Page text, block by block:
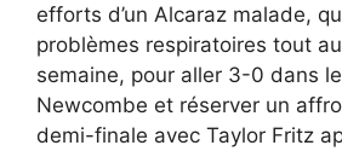
efforts d’un Alcaraz malade,
problèmes respiratoires tout
semaine, pour aller 3-0 dans
Newcombe et réserver un
demi-finale avec Taylor Fritz